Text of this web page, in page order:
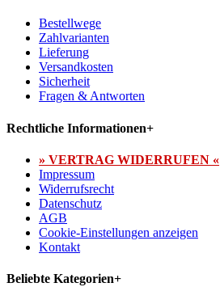
Bestellwege
Zahlvarianten
Lieferung
Versandkosten
Sicherheit
Fragen & Antworten
Rechtliche Informationen+
» VERTRAG WIDERRUFEN «
Impressum
Widerrufsrecht
Datenschutz
AGB
Cookie-Einstellungen anzeigen
Kontakt
Beliebte Kategorien+